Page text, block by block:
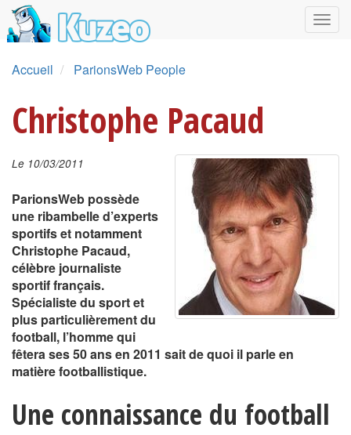
Accueil ParionsWeb People
Christophe Pacaud
Le 10/03/2011
ParionsWeb possède
une ribambelle d’experts
sportifs et notamment
Christophe Pacaud,
célèbre journaliste
sportif français.
Spécialiste du sport et
plus particulièrement du
football, l’homme qui
fêtera ses 50 ans en 2011 sait de quoi il parle en
matière footballistique.
Une connaissance du football